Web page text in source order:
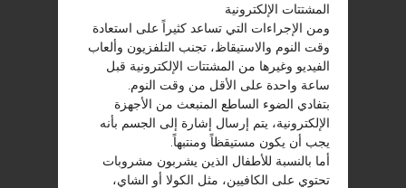
المشتتات الإلكترونية
ومن الإجراءات التي تساعد كثيراً على استعادة
وقت النوم والاستيقاظ، تجنب التلفزيون وألعاب
الفيديو وغيرها من المشتتات الإلكترونية قبل
ساعة واحدة على الأقل من وقت النوم.
بتفادي الضوء الساطع المنبعث من الأجهزة
الإلكترونية، يتم إرسال إشارة إلى الجسم بأنه
يجب أن يكون مستيقظاً ومنتبهاً.
أما بالنسبة للأطفال الذين يشربون مشروبات
تحتوي على الكافيين، مثل الكولا أو الشاي،